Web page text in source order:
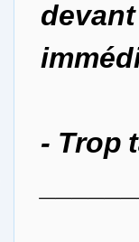
- Trop